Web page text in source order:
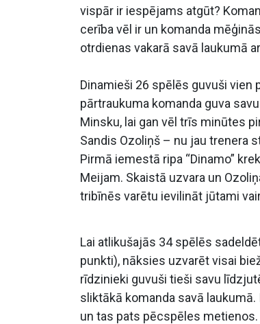
vispār ir iespējams atgūt?
cerība vēl ir un komanda
otrdienas vakarā savā laukumā
Dinamieši 26 spēlēs guvuši
pārtraukuma komanda guva
Minsku, lai gan vēl trīs minūtes
Sandis Ozoliņš – nu jau trenera
Pirmā iemestā ripa “Dinamo”
Meijam. Skaistā uzvara un
tribīnēs varētu ievilināt jūtami
Lai atlikušajās 34 spēlēs
punkti), nāksies uzvarēt visai
rīdzinieki guvuši tieši savu
sliktākā komanda savā
un tas pats pēcspēles